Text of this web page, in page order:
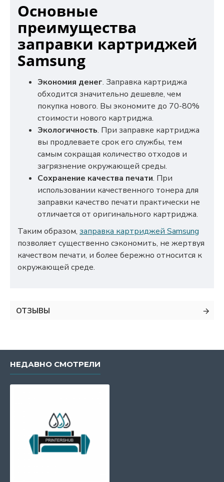
Основные
преимущества
заправки картриджей
Samsung
Экономия денег. Заправка картриджа
обходится значительно дешевле, чем
покупка нового. Вы экономите до 70-80%
стоимости нового картриджа.
Экологичность. При заправке картриджа
вы продлеваете срок его службы, тем
самым сокращая количество отходов и
загрязнение окружающей среды.
Сохранение качества печати. При
использовании качественного тонера для
заправки качество печати практически не
отличается от оригинального картриджа.
Таким образом, заправка картриджей Samsung
позволяет существенно сэкономить, не жертвуя
качеством печати, и более бережно относится к
окружающей среде.
ОТЗЫВЫ
НЕДАВНО СМОТРЕЛИ